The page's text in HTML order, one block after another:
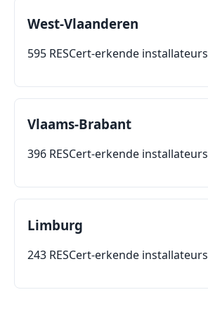
West-Vlaanderen
595 RESCert-erkende installateurs
Vlaams-Brabant
396 RESCert-erkende installateurs
Limburg
243 RESCert-erkende installateurs